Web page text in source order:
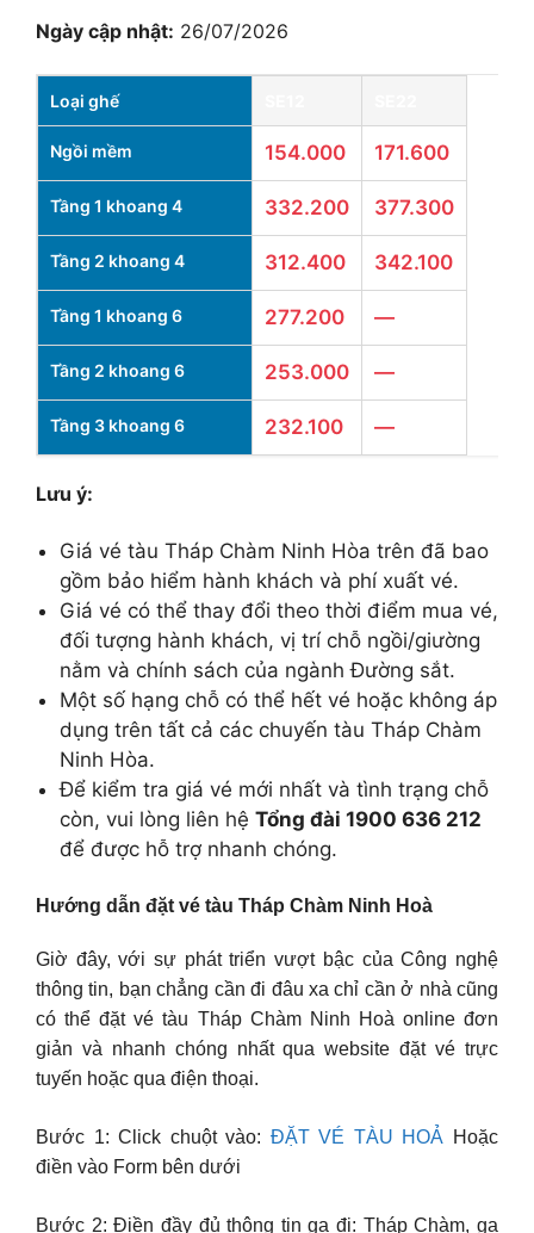
Ngày cập nhật: 26/07/2026
Loại ghế
Ngồi mềm 154.000 171.600
Tầng 1 khoang 4 332.200 377.300
Tầng 2 khoang 4 312.400 342.100
Tầng 1 khoang 6 277.200 —
Tầng 2 khoang 6 253.000 —
Tầng 3 khoang 6 232.100 —
Lưu ý:
Giá vé tàu Tháp Chàm Ninh Hòa trên đã bao
gồm bảo hiểm hành khách và phí xuất vé.
Giá vé có thể thay đổi theo thời điểm mua vé,
đối tượng hành khách, vị trí chỗ ngồi/giường
nằm và chính sách của ngành Đường sắt.
Một số hạng chỗ có thể hết vé hoặc không áp
dụng trên tất cả các chuyến tàu Tháp Chàm
Ninh Hòa.
Để kiểm tra giá vé mới nhất và tình trạng chỗ
còn, vui lòng liên hệ Tổng đài 1900 636 212
để được hỗ trợ nhanh chóng.
Hướng dẫn đặt vé tàu Tháp Chàm Ninh Hoà
Giờ đây, với sự phát triển vượt bậc của Công nghệ
thông tin, bạn chẳng cần đi đâu xa chỉ cần ở nhà cũng
có thể đặt vé tàu Tháp Chàm Ninh Hoà online đơn
giản và nhanh chóng nhất qua website đặt vé trực
tuyến hoặc qua điện thoại.
Bước 1: Click chuột vào: ĐẶT VÉ TÀU HOẢ Hoặc
điền vào Form bên dưới
Bước 2: Điền đầy đủ thông tin ga đi: Tháp Chàm, ga